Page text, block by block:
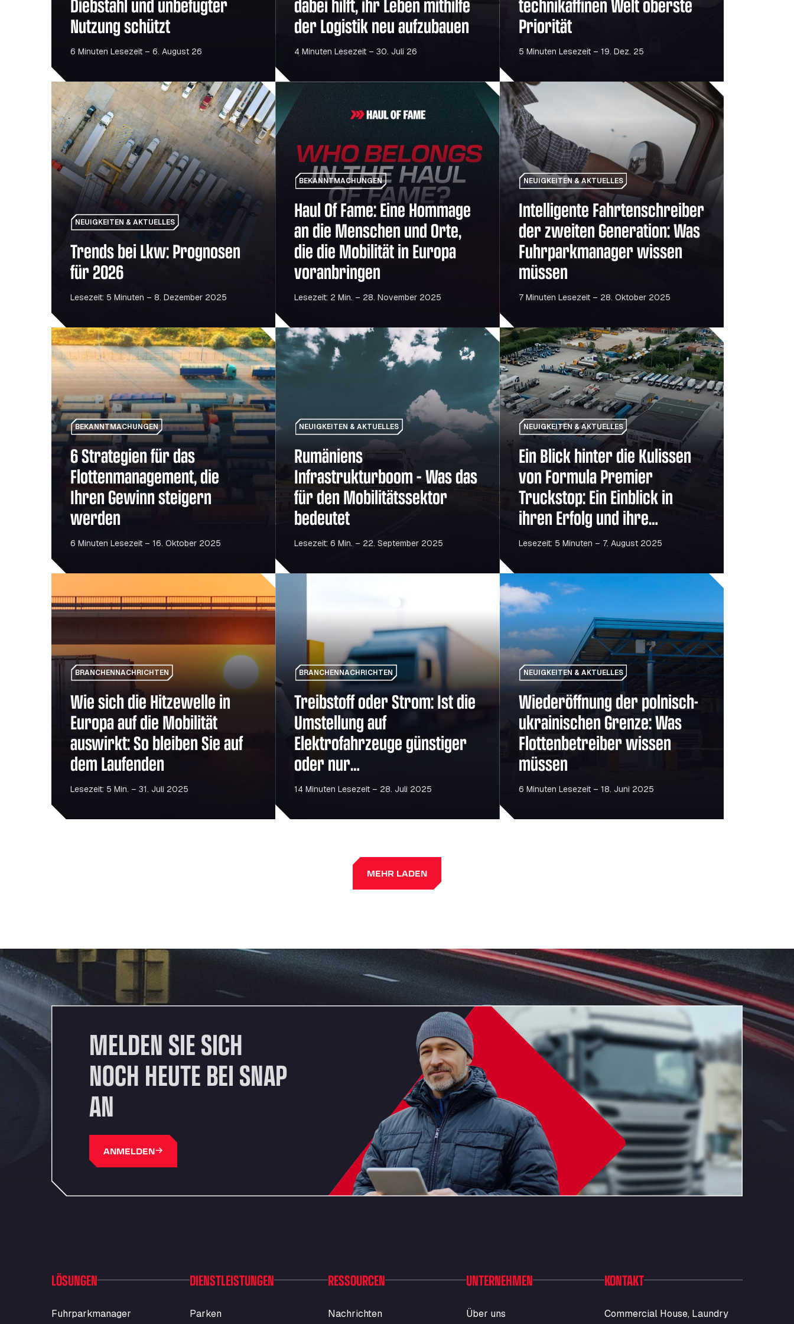
Nutzung schützt
6 Minuten Lesezeit – 6. August 26
der Logistik neu aufzubauen
4 Minuten Lesezeit – 30. Juli 26
Priorität
5 Minuten Lesezeit – 19. Dez. 25
Trends bei Lkw: Prognosen für 2026
NEUIGKEITEN & AKTUELLES
Trends bei Lkw: Prognosen
für 2026
Lesezeit: 5 Minuten – 8. Dezember 2025
Haul Of Fame: Eine Hommage an die Menschen und Orte, die die Mobilität in Europa voranbringen
BEKANNTMACHUNGEN
Haul Of Fame: Eine Hommage
an die Menschen und Orte,
die die Mobilität in Europa
voranbringen
Lesezeit: 2 Min. – 28. November 2025
Intelligente Fahrtenschreiber der zweiten Generation: Was
NEUIGKEITEN & AKTUELLES
Intelligente Fahrtenschreiber
der zweiten Generation: Was
Fuhrparkmanager wissen
müssen
7 Minuten Lesezeit – 28. Oktober 2025
6 Strategien für das Flottenmanagement, die Ihren Gewinn steigern werden
BEKANNTMACHUNGEN
6 Strategien für das
Flottenmanagement, die
Ihren Gewinn steigern
werden
6 Minuten Lesezeit – 16. Oktober 2025
Rumäniens Infrastrukturboom – Was das für den Mobilitätssektor bedeutet
NEUIGKEITEN & AKTUELLES
Rumäniens
Infrastrukturboom – Was das
für den Mobilitätssektor
bedeutet
Lesezeit: 6 Min. – 22. September 2025
Ein Blick hinter die Kulissen von Formula Premier Truckstop: Ein
NEUIGKEITEN & AKTUELLES
Ein Blick hinter die Kulissen
von Formula Premier
Truckstop: Ein Einblick in
ihren Erfolg und ihre
Zusammenarbeit mit SNAP
Lesezeit: 5 Minuten – 7. August 2025
Wie sich die Hitzewelle in Europa auf die Mobilität auswirkt: So bleiben Sie auf dem Laufenden
BRANCHENNACHRICHTEN
Wie sich die Hitzewelle in
Europa auf die Mobilität
auswirkt: So bleiben Sie auf
dem Laufenden
Lesezeit: 5 Min. – 31. Juli 2025
Treibstoff oder Strom: Ist die Umstellung auf Elektrofahrzeuge günstiger oder nur umweltfreundlicher?
BRANCHENNACHRICHTEN
Treibstoff oder Strom: Ist die
Umstellung auf
Elektrofahrzeuge günstiger
oder nur
umweltfreundlicher?
14 Minuten Lesezeit – 28. Juli 2025
Wiederöffnung der polnisch-ukrainischen Grenze: Was
NEUIGKEITEN & AKTUELLES
Wiederöffnung der polnisch-
ukrainischen Grenze: Was
Flottenbetreiber wissen
müssen
6 Minuten Lesezeit – 18. Juni 2025
MEHR LADEN
MELDEN SIE SICH
NOCH HEUTE BEI SNAP
AN
ANMELDEN
LÖSUNGEN
Fuhrparkmanager
DIENSTLEISTUNGEN
Parken
RESSOURCEN
Nachrichten
UNTERNEHMEN
Über uns
KONTAKT
Commercial House, Laundry